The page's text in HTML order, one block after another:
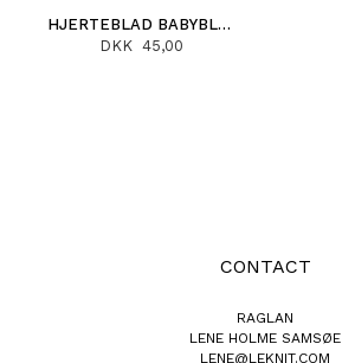
HJERTEBLAD BABYBLEBUKS (DANSK)
DKK 45,00
CONTACT
RAGLAN
LENE HOLME SAMSØE
LENE@LEKNIT.COM